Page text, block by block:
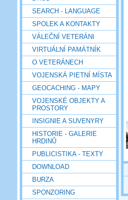
SEARCH - LANGUAGE
SPOLEK A KONTAKTY
VÁLEČNÍ VETERÁNI
VIRTUÁLNÍ PAMÁTNÍK
O VETERÁNECH
VOJENSKÁ PIETNÍ MÍSTA
GEOCACHING - MAPY
VOJENSKÉ OBJEKTY A
PROSTORY
INSIGNIE A SUVENYRY
HISTORIE - GALERIE
HRDINŮ
PUBLICISTIKA - TEXTY
DOWNLOAD
BURZA
SPONZORING